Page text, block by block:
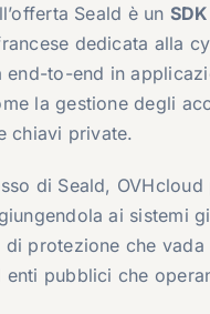
Seald è un SDK
dedicata alla
to-end in
la gestione degli
chiavi private.
di Seald,
ai sistemi
di protezione che
enti pubblici che